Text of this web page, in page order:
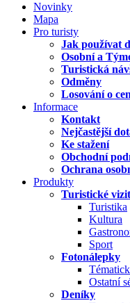
Novinky
Mapa
Pro turisty
Jak používat
Osobní a
Turistická
Odměny
Losování o
Informace
Kontakt
Nejčastější
Ke stažení
Obchodní
Ochrana
Produkty
Turistické
Turistika
Kultura
Sport
Fotonálepky
Ostatní
Deníky